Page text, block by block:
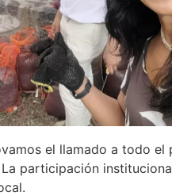
el llamado a todo
participación